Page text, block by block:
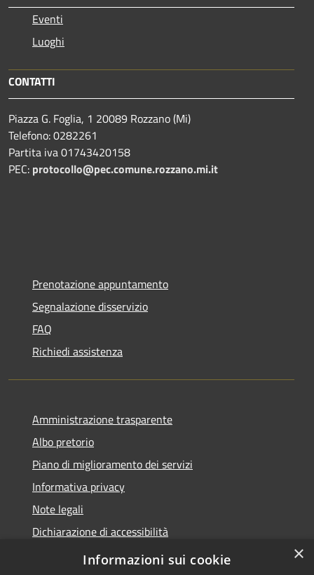
Eventi
Luoghi
CONTATTI
Piazza G. Foglia, 1 20089 Rozzano (Mi)
Telefono: 0282261
Partita iva 01743420158
PEC: protocollo@pec.comune.rozzano.mi.it
Prenotazione appuntamento
Segnalazione disservizio
FAQ
Richiedi assistenza
Amministrazione trasparente
Albo pretorio
Piano di miglioramento dei servizi
Informativa privacy
Note legali
Dichiarazione di accessibilità
Obiettivi di accessibilità per l'anno 2025
×
Informazioni sui cookie